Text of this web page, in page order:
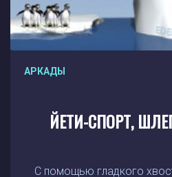
АРКАДЫ
ЙЕТИ-СПОРТ,
С помощью гладкого